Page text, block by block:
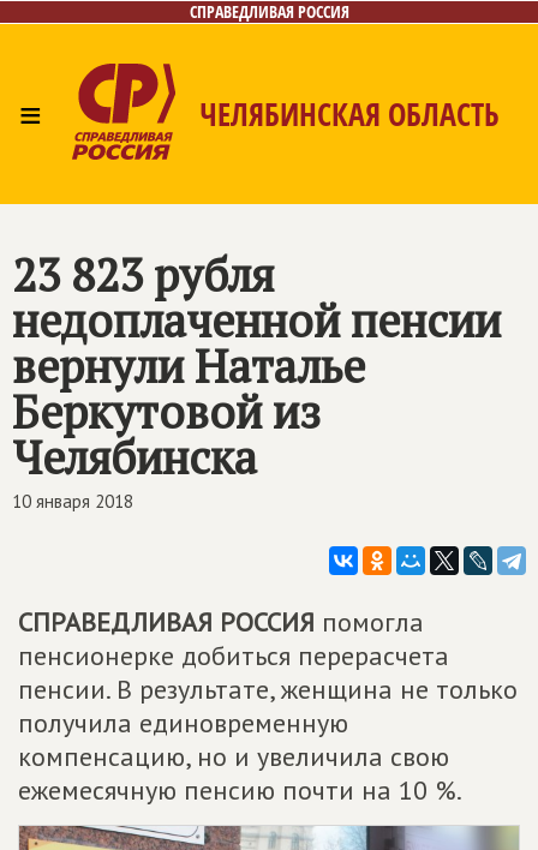
СПРАВЕДЛИВАЯ РОССИЯ
≡ ЧЕЛЯБИНСКАЯ ОБЛАСТЬ
Контакты
23 823 рубля
недоплаченной пенсии
вернули Наталье
Беркутовой из
Челябинска
10 января 2018
СПРАВЕДЛИВАЯ РОССИЯ помогла
пенсионерке добиться перерасчета
пенсии. В результате, женщина не только
получила единовременную
компенсацию, но и увеличила свою
ежемесячную пенсию почти на 10 %.